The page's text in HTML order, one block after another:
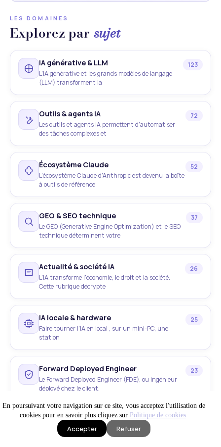
En poursuivant votre navigation sur ce site, vous acceptez l'utilisation de
cookies pour en savoir plus cliquez sur Politique de cookies
Accepter Refuser
LES DOMAINES
Explorez par sujet
IA générative & LLM
L'IA générative et les grands modèles de langage
(LLM) transforment la
123
Outils & agents IA
Les outils et agents IA permettent d'automatiser
des tâches complexes et
72
Écosystème Claude
L'écosystème Claude d'Anthropic est devenu la boîte
à outils de référence
52
GEO & SEO technique
Le GEO (Generative Engine Optimization) et le SEO
technique déterminent votre
37
Actualité & société IA
L'IA transforme l'économie, le droit et la société.
Cette rubrique décrypte
26
IA locale & hardware
Faire tourner l'IA en local , sur un mini-PC, une
station
25
Forward Deployed Engineer
Le Forward Deployed Engineer (FDE), ou ingénieur
déployé chez le client,
23
Robots & IA physique
Les robots humanoïdes et l'IA physique passent du
laboratoire au mondeSite WEB visible